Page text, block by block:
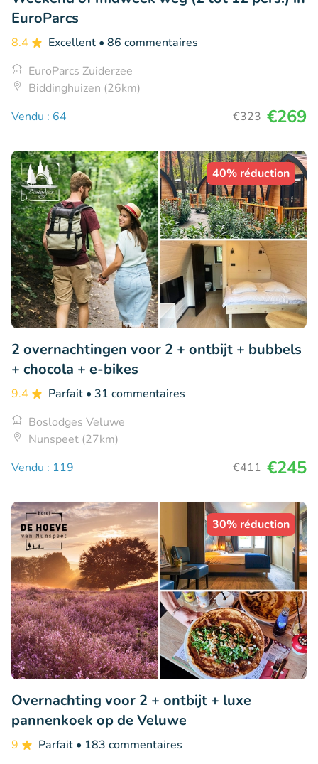
EuroParcs
8.4 Excellent • 86 commentaires
EuroParcs Zuiderzee
Biddinghuizen (26km)
Vendu : 64
€323 €269
40% réduction
2 overnachtingen voor 2 + ontbijt + bubbels
+ chocola + e-bikes
9.4 Parfait • 31 commentaires
Boslodges Veluwe
Nunspeet (27km)
Vendu : 119
€411 €245
30% réduction
Overnachting voor 2 + ontbijt + luxe
pannenkoek op de Veluwe
9 Parfait • 183 commentaires